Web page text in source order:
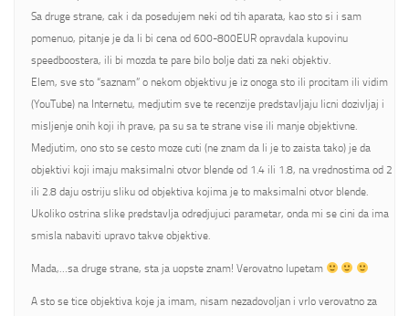
Sa druge strane, cak i da posedujem neki od tih aparata, kao sto si i sam
pomenuo, pitanje je da li bi cena od 600-800EUR opravdala kupovinu
speedboostera, ili bi mozda te pare bilo bolje dati za neki objektiv.
Elem, sve sto “saznam” o nekom objektivu je iz onoga sto ili procitam ili vidim
(YouTube) na Internetu, medjutim sve te recenzije predstavljaju licni dozivljaj i
misljenje onih koji ih prave, pa su sa te strane vise ili manje objektivne.
Medjutim, ono sto se cesto moze cuti (ne znam da li je to zaista tako) je da
objektivi koji imaju maksimalni otvor blende od 1.4 ili 1.8, na vrednostima od 2
ili 2.8 daju ostriju sliku od objektiva kojima je to maksimalni otvor blende.
Ukoliko ostrina slike predstavlja odredjujuci parametar, onda mi se cini da ima
smisla nabaviti upravo takve objektive.
Mada,…sa druge strane, sta ja uopste znam! Verovatno lupetam
A sto se tice objektiva koje ja imam, nisam nezadovoljan i vrlo verovatno za